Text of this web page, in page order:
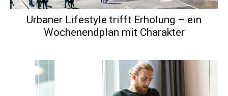
Urbaner Lifestyle trifft Erholung – ein
Wochenendplan mit Charakter